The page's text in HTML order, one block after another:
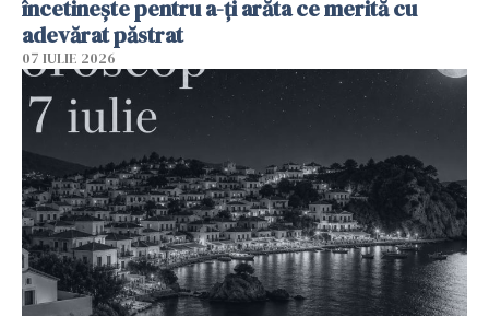
încetinește pentru a-ți arăta ce merită cu
adevărat păstrat
07 IULIE 2026